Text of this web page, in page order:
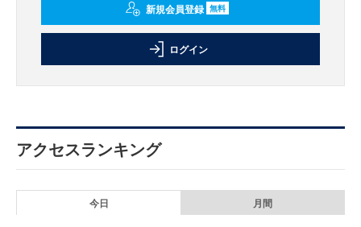
新規会員登録 無料
ログイン
アクセスランキング
今日 月間